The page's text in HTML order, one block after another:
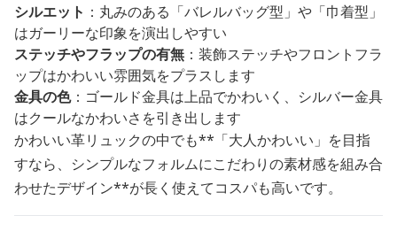
シルエット ：丸みのある「バレルバッグ型」や「巾着型」
はガーリーな印象を演出しやすい
ステッチやフラップの有無 ：装飾ステッチやフロントフラ
ップはかわいい雰囲気をプラスします
金具の色：ゴールド金具は上品でかわいく、シルバー金具
はクールなかわいさを引き出します
かわいい革リュックの中でも**「大人かわいい」を目指
すなら、シンプルなフォルムにこだわりの素材感を組み合
わせたデザイン**が長く使えてコスパも高いです。